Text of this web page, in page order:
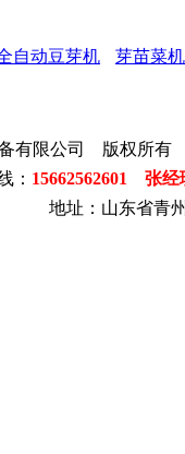
自动豆芽机 芽苗菜机
备有限公司 版权所有
： 15662562601 张
地址：山东省青